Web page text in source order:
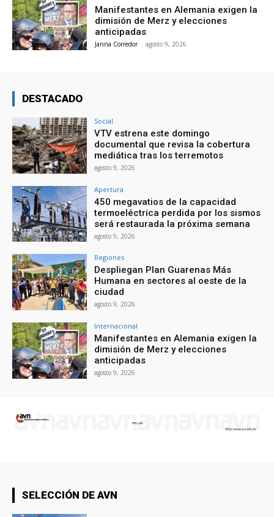
Manifestantes en Alemania exigen la
dimisión de Merz y elecciones
anticipadas
Janna Corredor - agosto 9, 2026
DESTACADO
Social
VTV estrena este domingo
documental que revisa la cobertura
mediática tras los terremotos
agosto 9, 2026
Apertura
450 megavatios de la capacidad
termoeléctrica perdida por los sismos
será restaurada la próxima semana
agosto 9, 2026
Regiones
Despliegan Plan Guarenas Más
Humana en sectores al oeste de la
ciudad
agosto 9, 2026
Internacional
Manifestantes en Alemania exigen la
dimisión de Merz y elecciones
anticipadas
agosto 9, 2026
SELECCIÓN DE AVN